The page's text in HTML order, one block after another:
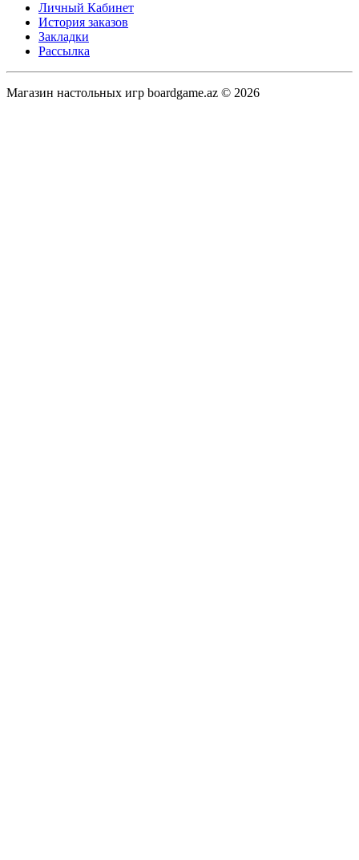
Личный Кабинет
История заказов
Закладки
Рассылка
Магазин настольных игр boardgame.az © 2026